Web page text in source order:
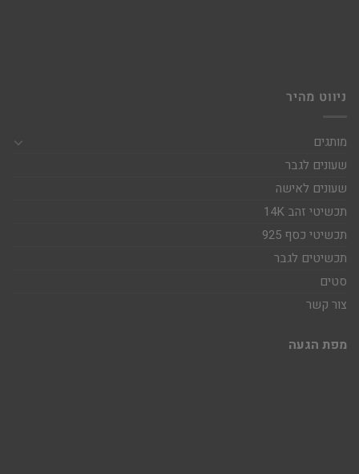
ניווט מהיר
מותגים
שעונים לגבר
שעונים לאישה
תכשיטי זהב 14K
תכשיטי כסף 925
תכשיטים לגבר
סטים
צור קשר
מפת הגעה